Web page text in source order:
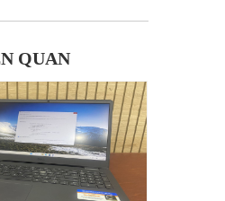
QUAN